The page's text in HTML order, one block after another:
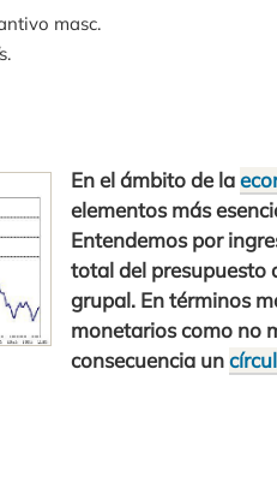
masc.
En el ámbito de la
elementos más
Entendemos por
total del presupuesto
grupal. En términos
monetarios como no
consecuencia un